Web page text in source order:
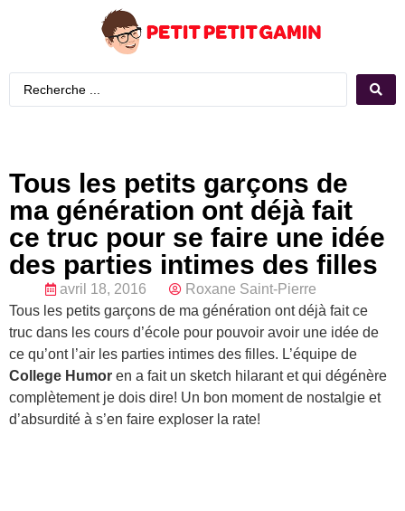
Tous les petits garçons de
ma génération ont déjà fait
ce truc pour se faire une idée
des parties intimes des filles
avril 18, 2016
Roxane Saint-Pierre
Tous les petits garçons de ma génération ont déjà fait ce
truc dans les cours d’école pour pouvoir avoir une idée de
ce qu’ont l’air les parties intimes des filles. L’équipe de
College Humor en a fait un sketch hilarant et qui dégénère
complètement je dois dire! Un bon moment de nostalgie et
d’absurdité à s’en faire exploser la rate!